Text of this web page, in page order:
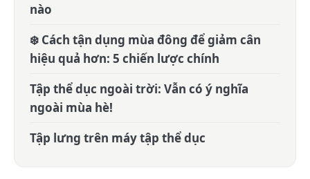
nào
❄️ Cách tận dụng mùa đông để giảm cân
hiệu quả hơn: 5 chiến lược chính
Tập thể dục ngoài trời: Vẫn có ý nghĩa
ngoài mùa hè!
Tập lưng trên máy tập thể dục